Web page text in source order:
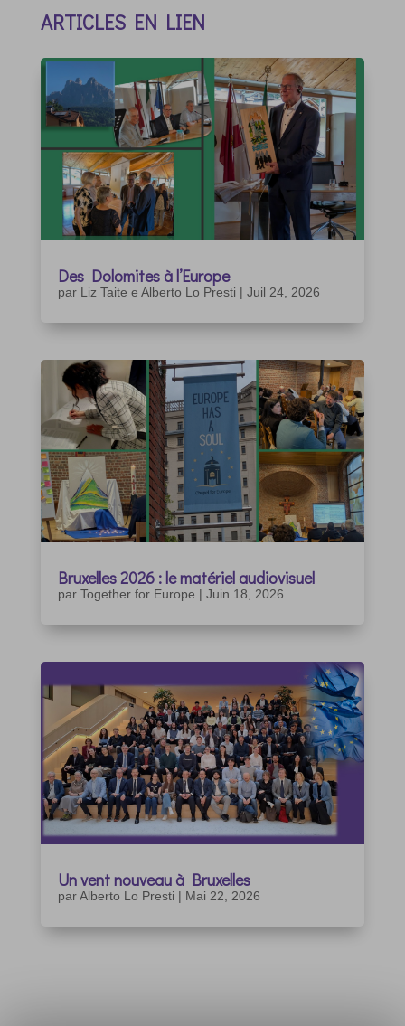
ARTICLES EN LIEN
Des Dolomites à l’Europe
par Liz Taite e Alberto Lo Presti | Juil 24, 2026
Bruxelles 2026 : le matériel audiovisuel
par Together for Europe | Juin 18, 2026
Un vent nouveau à Bruxelles
parAlberto Lo Presti | Mai 22, 2026